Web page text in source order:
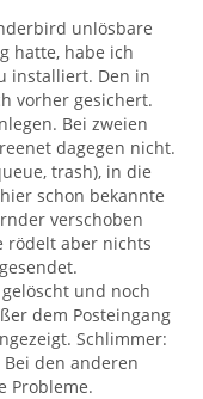
unlösbare
hatte, habe ich
installiert. Den in
vorher gesichert.
Bei zweien
dagegen nicht.
trash), in die
schon bekannte
verschoben
rödelt aber nichts
und noch
dem Posteingang
Schlimmer:
den anderen
Probleme.